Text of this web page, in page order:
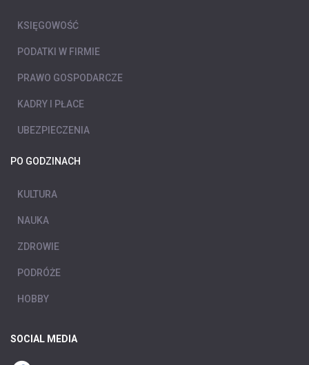
KSIĘGOWOŚĆ
PODATKI W FIRMIE
PRAWO GOSPODARCZE
KADRY I PŁACE
UBEZPIECZENIA
PO GODZINACH
KULTURA
NAUKA
ZDROWIE
PODRÓŻE
HOBBY
SOCIAL MEDIA